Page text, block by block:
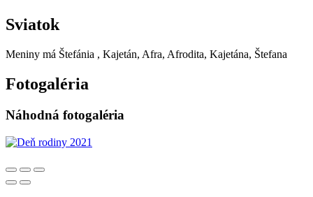
Sviatok
Meniny má Štefánia , Kajetán, Afra, Afrodita, Kajetána, Štefana
Fotogaléria
Náhodná fotogaléria